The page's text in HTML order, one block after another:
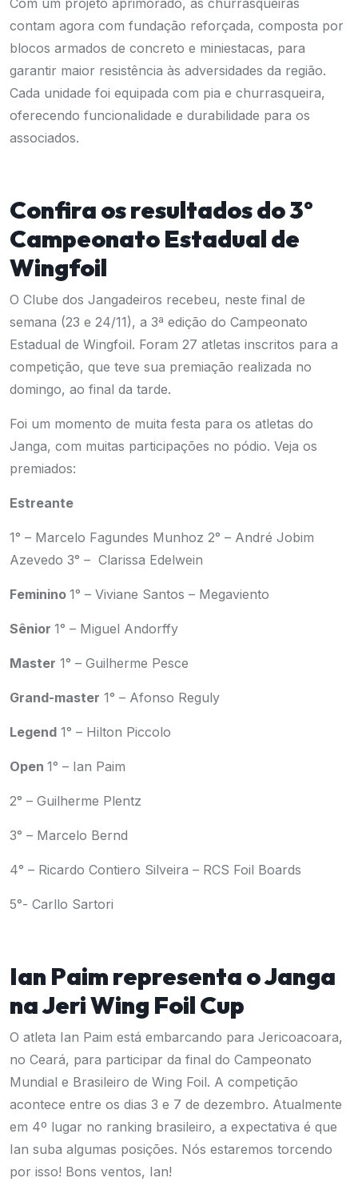
Com um projeto aprimorado, as churrasqueiras
contam agora com fundação reforçada, composta por
blocos armados de concreto e miniestacas, para
garantir maior resistência às adversidades da região.
Cada unidade foi equipada com pia e churrasqueira,
oferecendo funcionalidade e durabilidade para os
associados.
Confira os resultados do 3º
Campeonato Estadual de
Wingfoil
O Clube dos Jangadeiros recebeu, neste final de
semana (23 e 24/11), a 3ª edição do Campeonato
Estadual de Wingfoil. Foram 27 atletas inscritos para a
competição, que teve sua premiação realizada no
domingo, ao final da tarde.
Foi um momento de muita festa para os atletas do
Janga, com muitas participações no pódio. Veja os
premiados:
Estreante
1° – Marcelo Fagundes Munhoz 2° – André Jobim
Azevedo 3° – Clarissa Edelwein
Feminino 1° – Viviane Santos – Megaviento
Sênior 1° – Miguel Andorffy
Master 1° – Guilherme Pesce
Grand-master 1° – Afonso Reguly
Legend 1° – Hilton Piccolo
Open 1° – Ian Paim
2° – Guilherme Plentz
3° – Marcelo Bernd
4° – Ricardo Contiero Silveira – RCS Foil Boards
5°- Carllo Sartori
Ian Paim representa o Janga
na Jeri Wing Foil Cup
O atleta Ian Paim está embarcando para Jericoacoara,
no Ceará, para participar da final do Campeonato
Mundial e Brasileiro de Wing Foil. A competição
acontece entre os dias 3 e 7 de dezembro. Atualmente
em 4º lugar no ranking brasileiro, a expectativa é que
Ian suba algumas posições. Nós estaremos torcendo
por isso! Bons ventos, Ian!